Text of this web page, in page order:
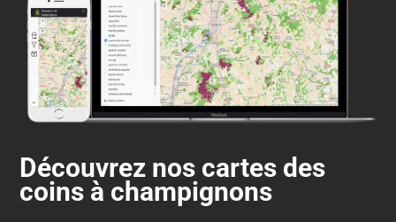
Découvrez nos cartes des
coins à champignons